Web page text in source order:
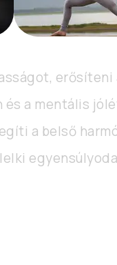
a mentális
a belső